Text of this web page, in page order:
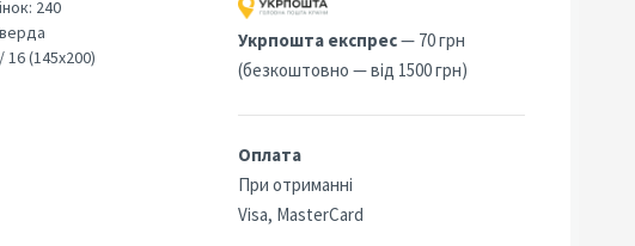
240
16 (145х200)
Укрпошта експрес— 70 грн
(безкоштовно — від 1500 грн)
Оплата
При отриманні
Visa, MasterCard